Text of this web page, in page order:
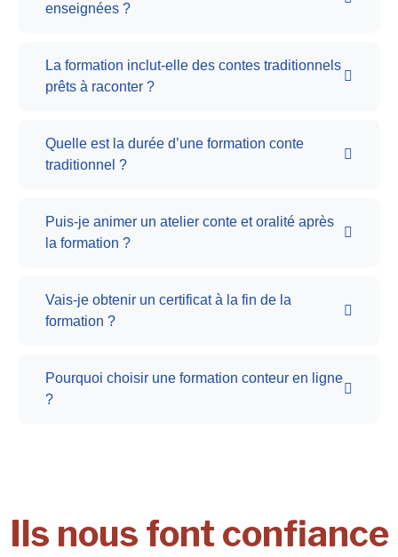
enseignées ?
La formation inclut-elle des contes traditionnels
prêts à raconter ?
Quelle est la durée d’une formation conte
traditionnel ?
Puis-je animer un atelier conte et oralité après
la formation ?
Vais-je obtenir un certificat à la fin de la
formation ?
Pourquoi choisir une formation conteur en ligne
?
Ils nous font confiance